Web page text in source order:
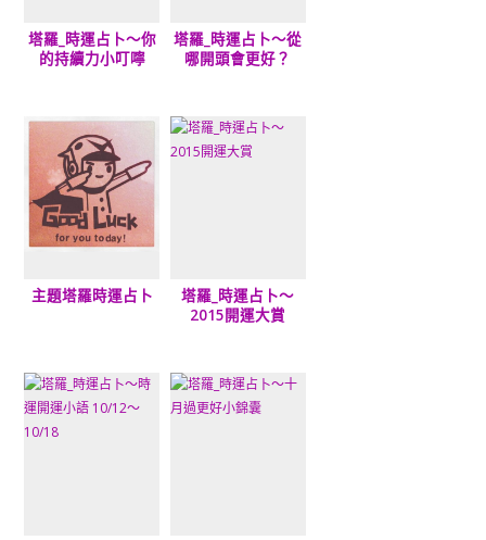
塔羅_時運占卜～你
的持續力小叮嚀
塔羅_時運占卜～從
哪開頭會更好？
主題塔羅時運占卜
塔羅_時運占卜～
2015開運大賞